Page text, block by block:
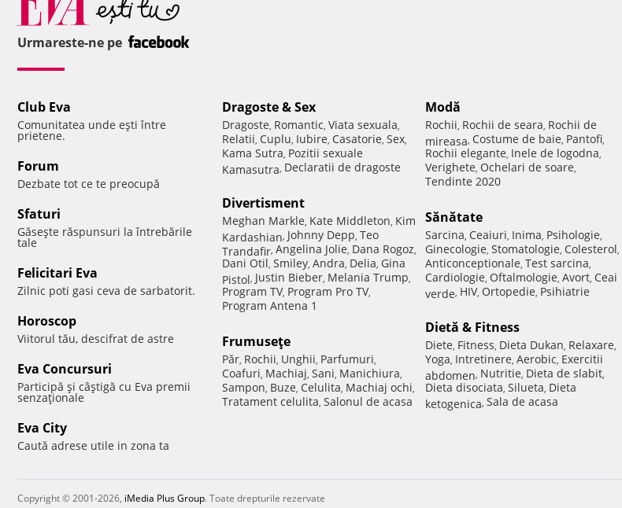
Urmareste-ne pe
Club Eva
Comunitatea unde eşti între
prietene.
Forum
Dezbate tot ce te preocupă
Sfaturi
Găseşte răspunsuri la întrebările
tale
Felicitari Eva
Zilnic poti gasi ceva de sarbatorit.
Horoscop
Viitorul tău, descifrat de astre
Eva Concursuri
Participă şi câştigă cu Eva premii
senzaţionale
Eva City
Caută adrese utile in zona ta
Dragoste & Sex
Dragoste, Romantic, Viata sexuala,
Relatii, Cuplu, Iubire, Casatorie, Sex,
Kama Sutra, Pozitii sexuale
Kamasutra, Declaratii de dragoste
Divertisment
Meghan Markle, Kate Middleton, Kim
Kardashian, Johnny Depp, Teo
Trandafir, Angelina Jolie, Dana Rogoz,
Dani Otil, Smiley, Andra, Delia, Gina
Pistol, Justin Bieber, Melania Trump,
Program TV, Program Pro TV,
Program Antena 1
Frumuseţe
Păr, Rochii, Unghii, Parfumuri,
Coafuri, Machiaj, Sani, Manichiura,
Sampon, Buze, Celulita, Machiaj ochi,
Tratament celulita, Salonul de acasa
Modă
Rochii, Rochii de seara, Rochii de
mireasa, Costume de baie, Pantofi,
Rochii elegante, Inele de logodna,
Verighete, Ochelari de soare,
Tendinte 2020
Sănătate
Sarcina, Ceaiuri, Inima, Psihologie,
Ginecologie, Stomatologie, Colesterol,
Anticonceptionale, Test sarcina,
Cardiologie, Oftalmologie, Avort, Ceai
verde, HIV, Ortopedie, Psihiatrie
Dietă & Fitness
Diete, Fitness, Dieta Dukan, Relaxare,
Yoga, Intretinere, Aerobic, Exercitii
abdomen, Nutritie, Dieta de slabit,
Dieta disociata, Silueta, Dieta
ketogenica, Sala de acasa
Copyright © 2001-2026, iMedia Plus Group. Toate drepturile rezervate